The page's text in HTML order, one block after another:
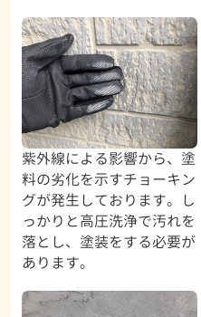
紫外線による影響から、塗
料の劣化を示すチョーキン
グが発生しております。し
っかりと高圧洗浄で汚れを
落とし、塗装をする必要が
あります。